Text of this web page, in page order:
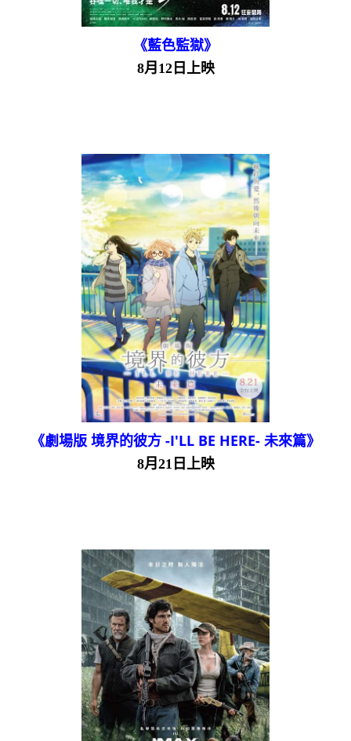
《藍色監獄》
8月12日上映
《劇場版 境界的彼方 -I'LL BE HERE- 未來篇》
8月21日上映